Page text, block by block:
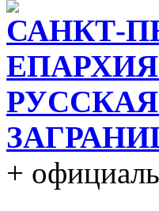
САНКТ-
+